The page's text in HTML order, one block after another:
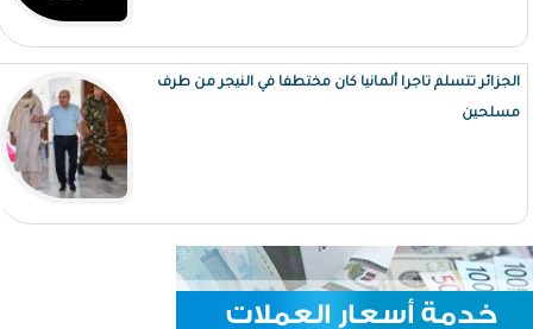
الجزائر تتسلم تاجرا ألمانيا كان مختطفا في النيجر من طرف
مسلحين